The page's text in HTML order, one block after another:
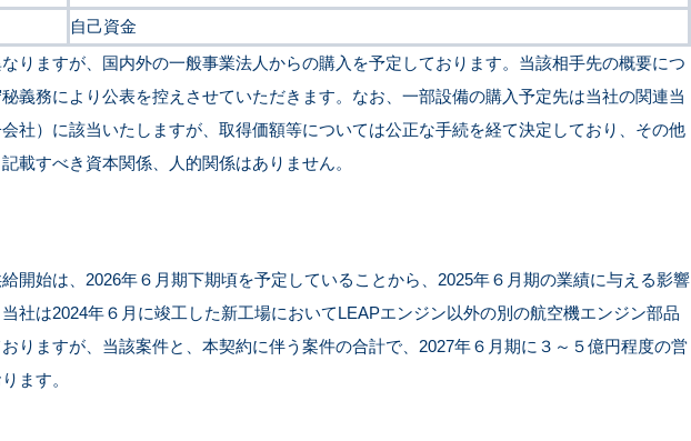
自己資金
りますが、国内外の一般事業法人からの購入を予定しております。当該相手先の概要につ
義務により公表を控えさせていただきます。なお、一部設備の購入予定先は当社の関連当
社）に該当いたしますが、取得価額等については公正な手続を経て決定しており、その他
載すべき資本関係、人的関係はありません。
開始は、2026年６月期下期頃を予定していることから、2025年６月期の業績に与える影響
社は2024年６月に竣工した新工場においてLEAPエンジン以外の別の航空機エンジン部品
りますが、当該案件と、本契約に伴う案件の合計で、2027年６月期に３～５億円程度の営
ます。